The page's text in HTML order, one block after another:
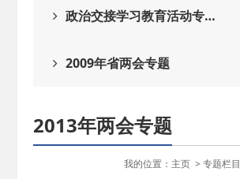
政治交接学习教育活动专…
2009年省两会专题
2013年两会专题
我的位置： 主页> 专题栏目